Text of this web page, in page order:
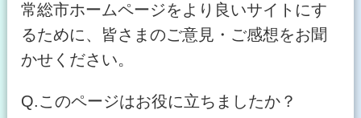
常総市ホームページをより良いサイトにす
るために、皆さまのご意見・ご感想をお聞
かせください。
Q.このページはお役に立ちましたか？